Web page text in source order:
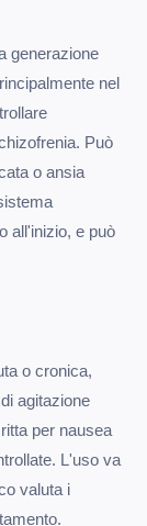
generazione
nel
Può
o ansia
all'inizio, e può
o cronica,
agitazione
per nausea
L'uso va
valuta i